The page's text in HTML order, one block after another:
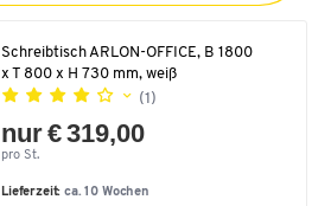
Schreibtisch ARLON-OFFICE, B 1800
x T 800 x H 730 mm, weiß
(1)
nur € 319,00
pro St.
Lieferzeit:ca. 10 Wochen